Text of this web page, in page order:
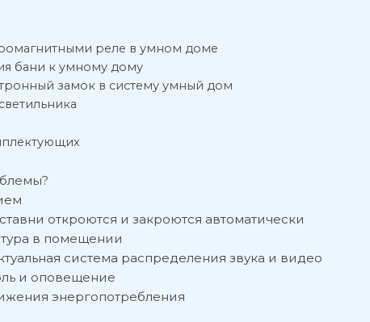
реле в умном доме
бани к умному дому
замок в систему умный дом
откроются и закроются автоматически
в помещении
система распределения звука и видео
и оповещение
энергопотребления